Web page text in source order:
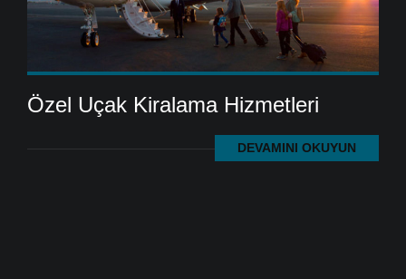
Özel Uçak Kiralama Hizmetleri
DEVAMINI OKUYUN